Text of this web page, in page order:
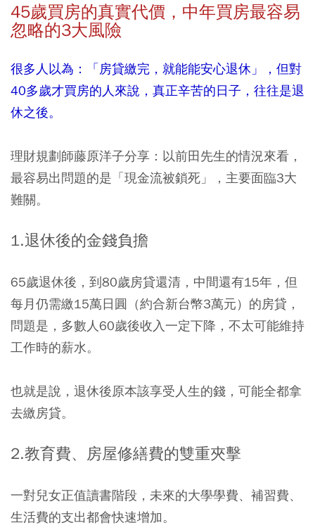
45歲買房的真實代價，中年買房最容易
忽略的3大風險
很多人以為：「房貸繳完，就能能安心退休」，但對
40多歲才買房的人來說，真正辛苦的日子，往往是退
休之後。
理財規劃師藤原洋子分享：以前田先生的情況來看，
最容易出問題的是「現金流被鎖死」，主要面臨3大
難關。
1.退休後的金錢負擔
65歲退休後，到80歲房貸還清，中間還有15年，但
每月仍需繳15萬日圓（約合新台幣3萬元）的房貸，
問題是，多數人60歲後收入一定下降，不太可能維持
工作時的薪水。
也就是說，退休後原本該享受人生的錢，可能全都拿
去繳房貸。
2.教育費、房屋修繕費的雙重夾擊
一對兒女正值讀書階段，未來的大學學費、補習費、
生活費的支出都會快速增加。